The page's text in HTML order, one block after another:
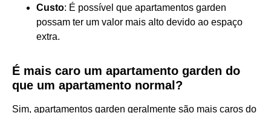
Custo: É possível que apartamentos garden
possam ter um valor mais alto devido ao espaço
extra.
É mais caro um apartamento garden do
que um apartamento normal?
Sim, apartamentos garden geralmente são mais caros do